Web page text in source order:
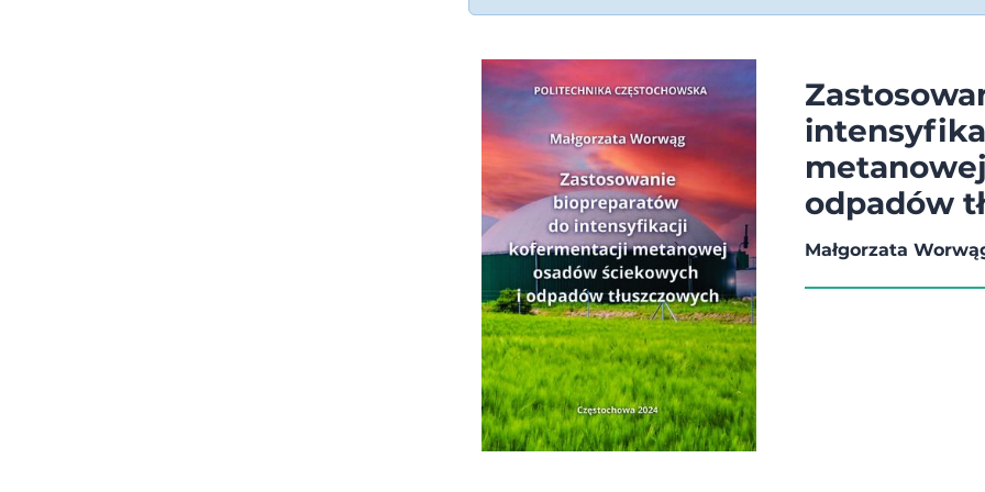
odpadów
Małgorzata